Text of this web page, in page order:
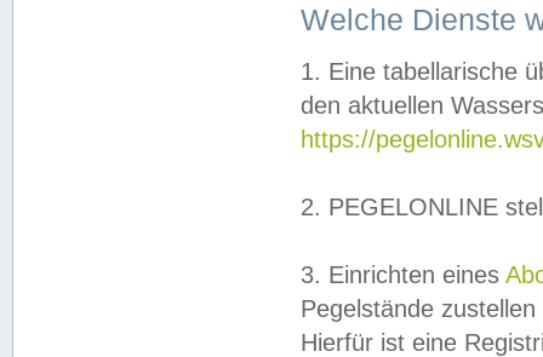
Welche Dienste
1. Eine tabellarische
den aktuellen
https://
2. PEGELONLINE
3. Einrichten eines
Pegelstände
Hierfür ist eine